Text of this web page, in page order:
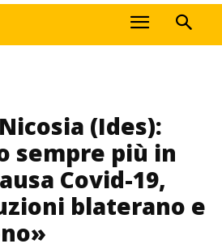
(Ides):
sempre più in
Covid-19,
blaterano e